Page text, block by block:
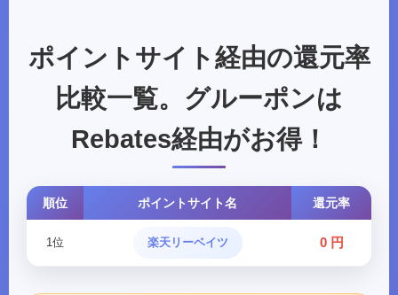
ポイントサイト経由の還元率
比較一覧。グルーポンは
Rebates経由がお得！
順位 ポイントサイト名 還元率
1位 楽天リーベイツ 0 円